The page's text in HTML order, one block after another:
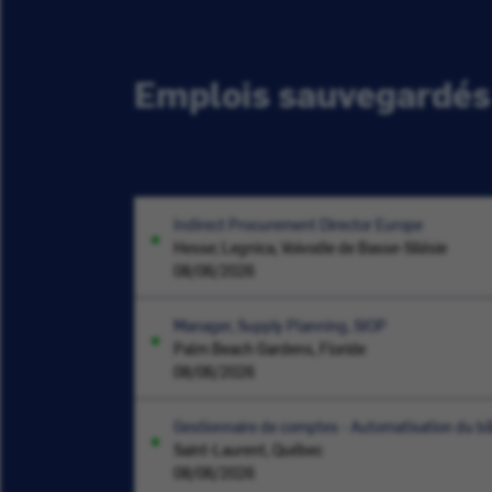
Emplois sauvegardés
Indirect Procurement Director Europe
Hesse; Legnica, Voïvodie de Basse-Silésie
08/06/2026
Manager, Supply Planning, SIOP
Palm Beach Gardens, Floride
08/06/2026
Gestionnaire de comptes - Automatisation du
Saint-Laurent, Québec
08/06/2026